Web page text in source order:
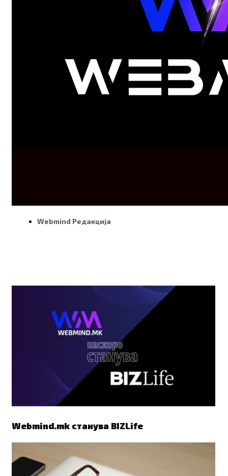
Webmind Редакција
Webmind.mk станува BIZLife